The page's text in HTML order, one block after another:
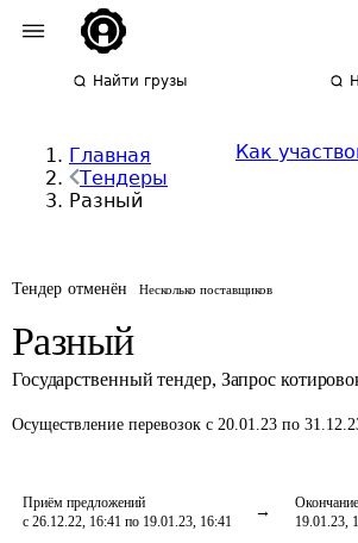
Найти грузы
Главная
Тендеры
Разный
Как
Тендер отменён Несколько поставщиков
Разный
Государственный тендер, Запрос
Осуществление перевозок с 20.01.23 по
Приём предложений
с 26.12.22, 16:41 по 19.01.23, 16:41
19.01.23,